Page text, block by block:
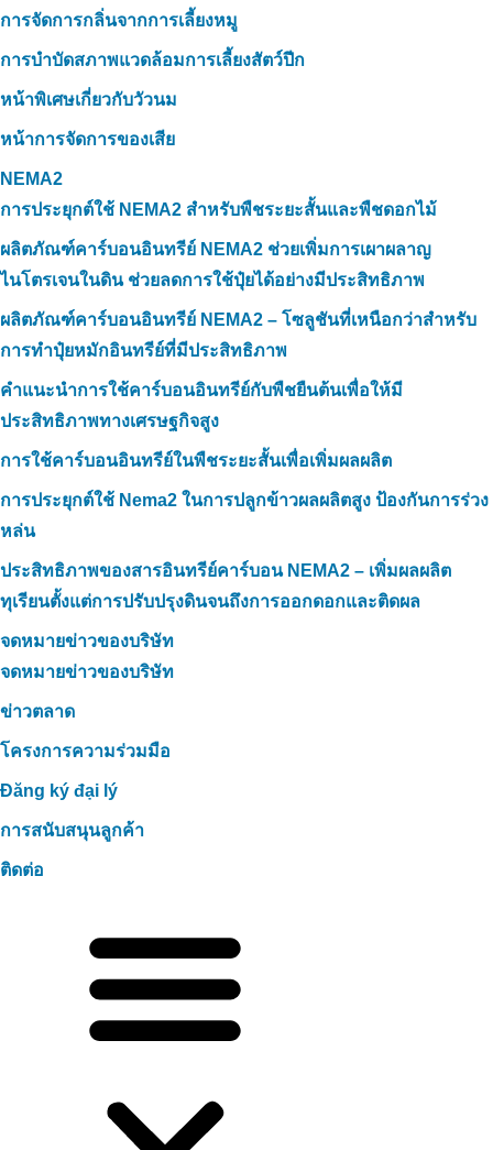
การจัดการกลิ่นจากการเลี้ยงหมู
การบำบัดสภาพแวดล้อมการเลี้ยงสัตว์ปีก
หน้าพิเศษเกี่ยวกับวัวนม
หน้าการจัดการของเสีย
NEMA2
การประยุกต์ใช้ NEMA2 สำหรับพืชระยะสั้นและพืชดอกไม้
ผลิตภัณฑ์คาร์บอนอินทรีย์ NEMA2 ช่วยเพิ่มการเผาผลาญ
ไนโตรเจนในดิน ช่วยลดการใช้ปุ๋ยได้อย่างมีประสิทธิภาพ
ผลิตภัณฑ์คาร์บอนอินทรีย์ NEMA2 – โซลูชันที่เหนือกว่าสำหรับ
การทำปุ๋ยหมักอินทรีย์ที่มีประสิทธิภาพ
คำแนะนำการใช้คาร์บอนอินทรีย์กับพืชยืนต้นเพื่อให้มี
ประสิทธิภาพทางเศรษฐกิจสูง
การใช้คาร์บอนอินทรีย์ในพืชระยะสั้นเพื่อเพิ่มผลผลิต
การประยุกต์ใช้ Nema2 ในการปลูกข้าวผลผลิตสูง ป้องกันการร่วง
หล่น
ประสิทธิภาพของสารอินทรีย์คาร์บอน NEMA2 – เพิ่มผลผลิต
ทุเรียนตั้งแต่การปรับปรุงดินจนถึงการออกดอกและติดผล
จดหมายข่าวของบริษัท
จดหมายข่าวของบริษัท
ข่าวตลาด
โครงการความร่วมมือ
Đăng ký đại lý
การสนับสนุนลูกค้า
ติดต่อ